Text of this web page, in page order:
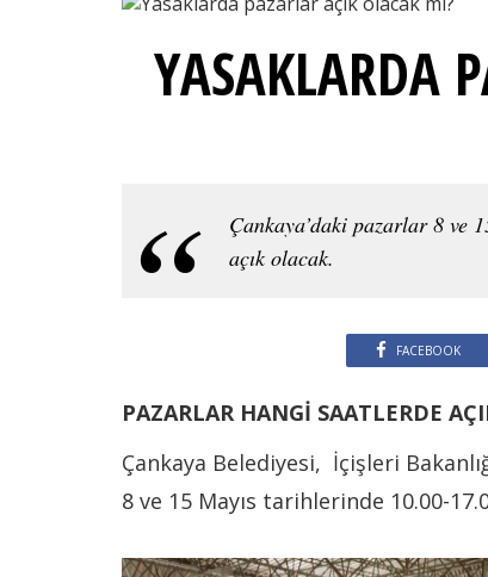
YASAKLARDA
Çankaya’daki pazarlar 8 ve
açık olacak.
FACEBOOK
PAZARLAR HANGİ SAATLERDE
Çankaya Belediyesi, İçişleri
8 ve 15 Mayıs tarihlerinde 10.00-